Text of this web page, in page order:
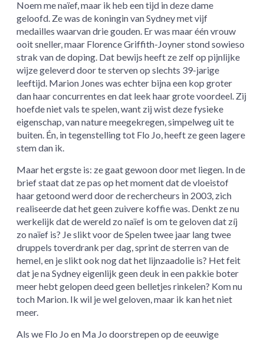
Noem me naïef, maar ik heb een tijd in deze dame
geloofd. Ze was de koningin van Sydney met vijf
medailles waarvan drie gouden. Er was maar één vrouw
ooit sneller, maar Florence Griffith-Joyner stond sowieso
strak van de doping. Dat bewijs heeft ze zelf op pijnlijke
wijze geleverd door te sterven op slechts 39-jarige
leeftijd. Marion Jones was echter bijna een kop groter
dan haar concurrentes en dat leek haar grote voordeel. Zij
hoefde niet vals te spelen, want zij wist deze fysieke
eigenschap, van nature meegekregen, simpelweg uit te
buiten. Én, in tegenstelling tot Flo Jo, heeft ze geen lagere
stem dan ik.
Maar het ergste is: ze gaat gewoon door met liegen. In de
brief staat dat ze pas op het moment dat de vloeistof
haar getoond werd door de rechercheurs in 2003, zich
realiseerde dat het geen zuivere koffie was. Denkt ze nu
werkelijk dat de wereld zo naïef is om te geloven dat zíj
zo naïef is? Je slikt voor de Spelen twee jaar lang twee
druppels toverdrank per dag, sprint de sterren van de
hemel, en je slikt ook nog dat het lijnzaadolie is? Het feit
dat je na Sydney eigenlijk geen deuk in een pakkie boter
meer hebt gelopen deed geen belletjes rinkelen? Kom nu
toch Marion. Ik wil je wel geloven, maar ik kan het niet
meer.
Als we Flo Jo en Ma Jo doorstrepen op de eeuwige